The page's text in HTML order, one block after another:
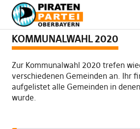
KOMMUNALWAHL 2020
Zur Kommunalwahl 2020 trefen
verschiedenen Gemeinden an. Ihr
aufgelistet alle Gemeinden in
wurde.